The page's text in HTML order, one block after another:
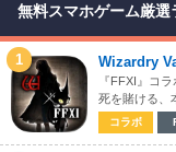
無料スマホゲーム厳選
1 Wizardry
『FFXI』コ
死を賭ける、
コラボ